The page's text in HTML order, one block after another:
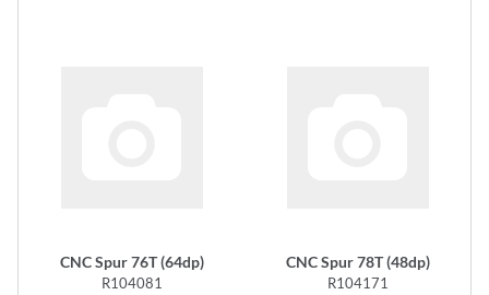
CNC Spur 76T (64dp)
R104081
CNC Spur 78T (48dp)
R104171